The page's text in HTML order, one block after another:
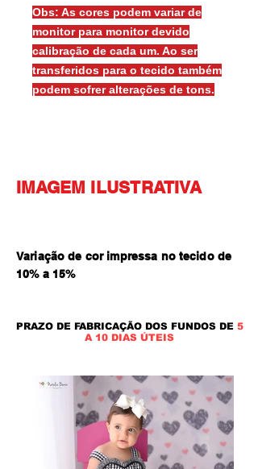
Obs: As cores podem variar de
monitor para monitor devido
calibração de cada um. Ao ser
transferidos para o tecido também
podem sofrer alterações de tons.
IMAGEM ILUSTRATIVA
Variação de cor impressa no tecido de
10% a 15%
PRAZO DE FABRICAÇÃO DOS FUNDOS DE 5
A 10 DIAS ÚTEIS